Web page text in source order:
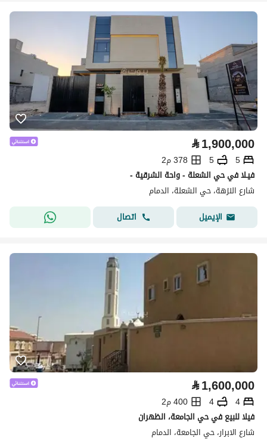
⃁1,900,000
5
5
378 م2
فيـلا في حي الشعلة - واحة الشرقية -
شارع النزهة، حي الشعلة، الدمام
الإيميل
اتصال
⃁1,600,000
4
4
400 م2
فيلا للبيع في حي الجامعة، الظهران
شارع الابرار، حي الجامعة، الدمام